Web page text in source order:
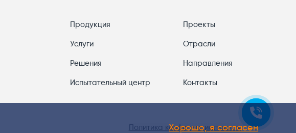
Продукция
Услуги
Решения
Испытательный центр
Проекты
Отрасли
Направления
Контакты
Политика конфиденциальности
Хорошо, я согласен